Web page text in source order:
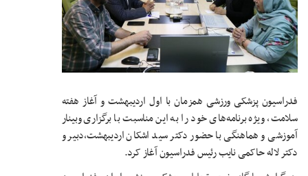
فدراسیون پزشکی ورزشی همزمان با اول اردیبهشت و آغاز هفته
سلامت، ویژه برنامه‌های خود را به این مناسبت با برگزاری وبینار
آموزشی و هماهنگی با حضور دکتر سید اشکان اردیبهشت،دبیر و
دکتر لاله حاکمی نایب رئیس فدراسیون آغاز کرد.